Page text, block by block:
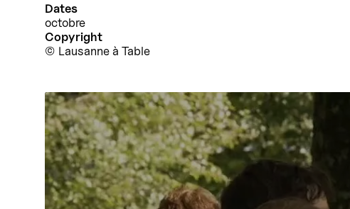
Dates
octobre
Copyright
Lausanne à Table